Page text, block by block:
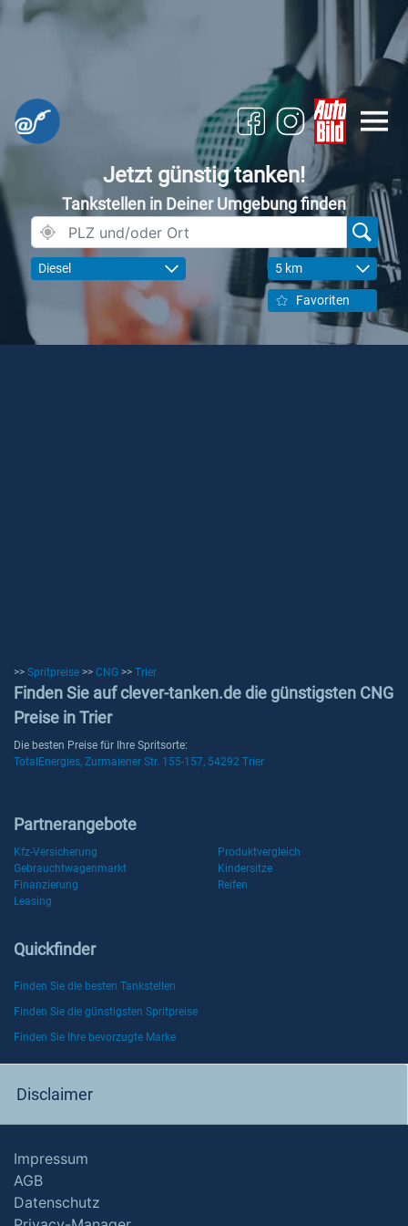
Jetzt günstig tanken!
Tankstellen in Deiner Umgebung finden
Diesel 5 km
Favoriten
>> Spritpreise >> CNG >> Trier
Finden Sie auf clever-tanken.de die günstigsten CNG
Preise in Trier
Die besten Preise für Ihre Spritsorte:
TotalEnergies, Zurmaiener Str. 155-157, 54292 Trier
Partnerangebote
Kfz-Versicherung
Produktvergleich
Gebrauchtwagenmarkt
Kindersitze
Finanzierung
Reifen
Leasing
Quickfinder
Finden Sie die besten Tankstellen
Finden Sie die günstigsten Spritpreise
Finden Sie Ihre bevorzugte Marke
Disclaimer
Impressum
AGB
Datenschutz